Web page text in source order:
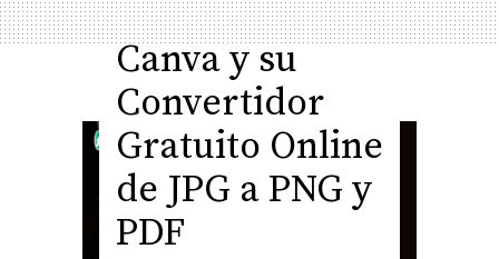
Canva y su
Convertidor
Gratuito Online
de JPG a PNG y
PDF